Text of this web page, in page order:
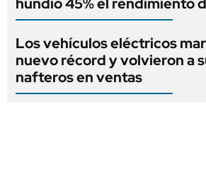
Los vehículos eléctricos
nuevo récord y volvieron a
nafteros en ventas